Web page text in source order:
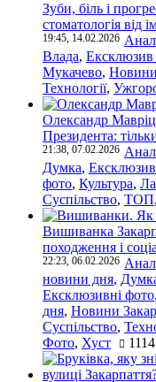
Зуби, біль і
стоматологія від
19:45, 14.02.2026
Влада,
Мукачево,
Технології,
Олександр Мавріц
Президента:
21:38, 07.02.2026
Думка,
фото, Культура,
Суспільство, ТОП,
Вишиванка
походження і
22:23, 06.02.2026
новини дня,
Ексклюзивні фото,
дня, Новини
Суспільство,
Фото, Хуст 1114